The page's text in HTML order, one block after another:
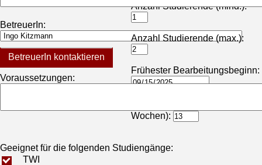
BetreuerIn:
BetreuerIn kontaktieren
Voraussetzungen:
Anzahl Studierende (mind.):
Anzahl Studierende (max.):
Frühester Bearbeitungsbeginn:
Wochen):
Geeignet für die folgenden Studiengänge:
TWI